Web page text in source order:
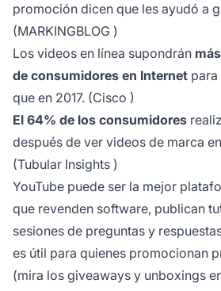
promoción dicen que les ayudó a
(MARKINGBLOG )
Los videos en línea supondrán
de consumidores en Internet para
que en 2017. (Cisco )
El 64% de los consumidores
después de ver videos de marca
(Tubular Insights )
YouTube puede ser la mejor
que revenden software, publican
sesiones de preguntas y
es útil para quienes promocionan
(mira los giveaways y unboxings